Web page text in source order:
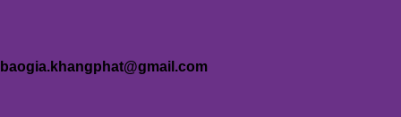
baogia.khangphat@gmail.com